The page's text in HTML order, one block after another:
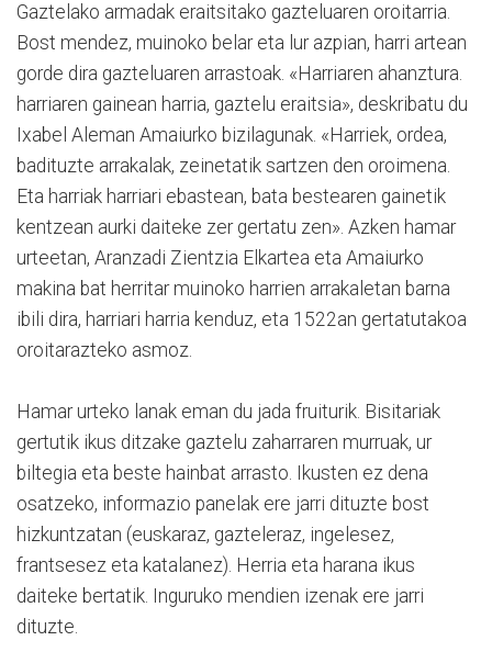
Gaztelako armadak eraitsitako gazteluaren oroitarria.
Bost mendez, muinoko belar eta lur azpian, harri artean
gorde dira gazteluaren arrastoak. «Harriaren ahanztura.
harriaren gainean harria, gaztelu eraitsia», deskribatu du
Ixabel Aleman Amaiurko bizilagunak. «Harriek, ordea,
badituzte arrakalak, zeinetatik sartzen den oroimena.
Eta harriak harriari ebastean, bata bestearen gainetik
kentzean aurki daiteke zer gertatu zen». Azken hamar
urteetan, Aranzadi Zientzia Elkartea eta Amaiurko
makina bat herritar muinoko harrien arrakaletan barna
ibili dira, harriari harria kenduz, eta 1522an gertatutakoa
oroitarazteko asmoz.
Hamar urteko lanak eman du jada fruiturik. Bisitariak
gertutik ikus ditzake gaztelu zaharraren murruak, ur
biltegia eta beste hainbat arrasto. Ikusten ez dena
osatzeko, informazio panelak ere jarri dituzte bost
hizkuntzatan (euskaraz, gazteleraz, ingelesez,
frantsesez eta katalanez). Herria eta harana ikus
daiteke bertatik. Inguruko mendien izenak ere jarri
dituzte.